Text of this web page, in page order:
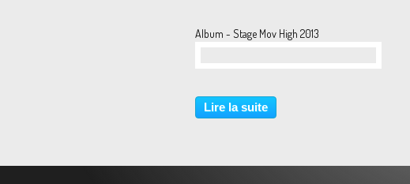
Album - Stage Mov High 2013
Lire la suite